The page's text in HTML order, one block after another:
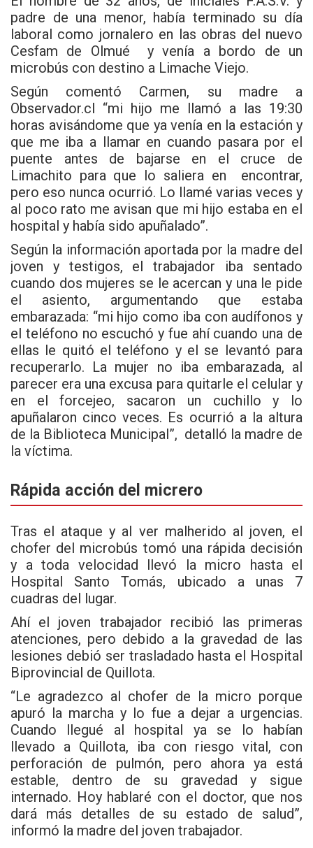
padre de una menor, había terminado su día
laboral como jornalero en las obras del nuevo
Cesfam de Olmué y venía a bordo de un
microbús con destino a Limache Viejo.
Según comentó Carmen, su madre a
Observador.cl “mi hijo me llamó a las 19:30
horas avisándome que ya venía en la estación y
que me iba a llamar en cuando pasara por el
puente antes de bajarse en el cruce de
Limachito para que lo saliera en encontrar,
pero eso nunca ocurrió. Lo llamé varias veces y
al poco rato me avisan que mi hijo estaba en el
hospital y había sido apuñalado”.
Según la información aportada por la madre del
joven y testigos, el trabajador iba sentado
cuando dos mujeres se le acercan y una le pide
el asiento, argumentando que estaba
embarazada: “mi hijo como iba con audífonos y
el teléfono no escuchó y fue ahí cuando una de
ellas le quitó el teléfono y el se levantó para
recuperarlo. La mujer no iba embarazada, al
parecer era una excusa para quitarle el celular y
en el forcejeo, sacaron un cuchillo y lo
apuñalaron cinco veces. Es ocurrió a la altura
de la Biblioteca Municipal”, detalló la madre de
la víctima.
Rápida acción del micrero
Tras el ataque y al ver malherido al joven, el
chofer del microbús tomó una rápida decisión
y a toda velocidad llevó la micro hasta el
Hospital Santo Tomás, ubicado a unas 7
cuadras del lugar.
Ahí el joven trabajador recibió las primeras
atenciones, pero debido a la gravedad de las
lesiones debió ser trasladado hasta el Hospital
Biprovincial de Quillota.
“Le agradezco al chofer de la micro porque
apuró la marcha y lo fue a dejar a urgencias.
Cuando llegué al hospital ya se lo habían
llevado a Quillota, iba con riesgo vital, con
perforación de pulmón, pero ahora ya está
estable, dentro de su gravedad y sigue
internado. Hoy hablaré con el doctor, que nos
dará más detalles de su estado de salud”,
informó la madre del joven trabajador.